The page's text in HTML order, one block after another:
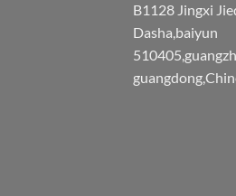
B1128 Jingxi
Dasha,baiyun